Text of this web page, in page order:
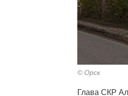
© Орск
Глава СКР